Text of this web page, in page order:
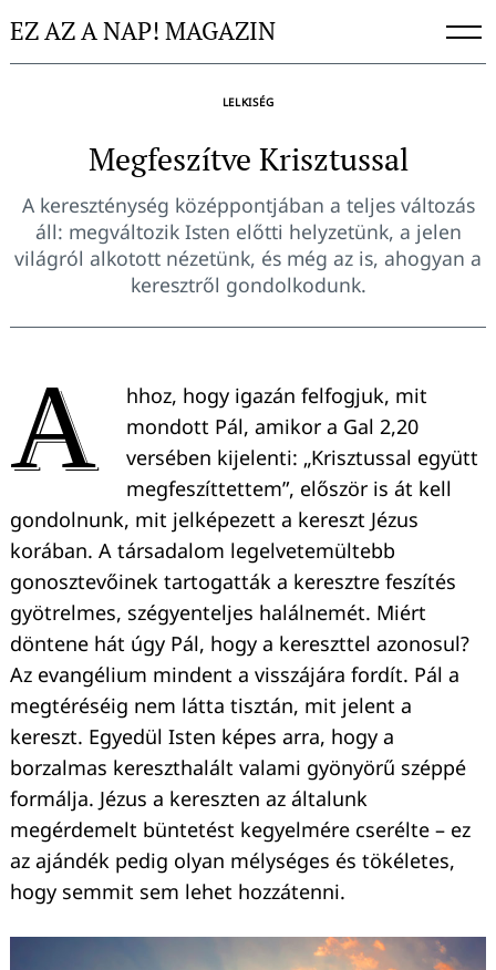
toEZ AZ A NAP! MAGAZIN
LELKISÉG
Megfeszítve Krisztussal
A kereszténység középpontjában a teljes változás
áll: megváltozik Isten előtti helyzetünk, a jelen
világról alkotott nézetünk, és még az is, ahogyan a
keresztről gondolkodunk.
A
hhoz, hogy igazán felfogjuk, mit
mondott Pál, amikor a Gal 2,20
versében kijelenti: „Krisztussal együtt
megfeszíttettem”, először is át kell
gondolnunk, mit jelképezett a kereszt Jézus
korában. A társadalom legelvetemültebb
gonosztevőinek tartogatták a keresztre feszítés
gyötrelmes, szégyenteljes halálnemét. Miért
döntene hát úgy Pál, hogy a kereszttel azonosul?
Az evangélium mindent a visszájára fordít. Pál a
megtéréséig nem látta tisztán, mit jelent a
kereszt. Egyedül Isten képes arra, hogy a
borzalmas kereszthalált valami gyönyörű széppé
formálja. Jézus a kereszten az általunk
megérdemelt büntetést kegyelmére cserélte – ez
az ajándék pedig olyan mélységes és tökéletes,
hogy semmit sem lehet hozzátenni.